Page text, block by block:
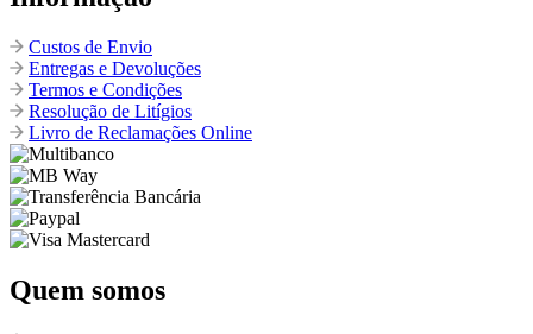
Custos de Envio
Entregas e Devoluções
Termos e Condições
Resolução de Litígios
Livro de Reclamações Online
Quem somos